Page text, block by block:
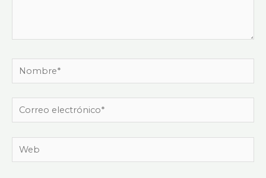
Nombre*
Correo
electrónico*
Web